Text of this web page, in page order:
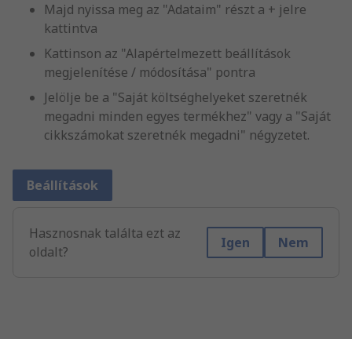
Majd nyissa meg az "Adataim" részt a + jelre
kattintva
Kattinson az "Alapértelmezett beállítások
megjelenítése / módosítása" pontra
Jelölje be a "Saját költséghelyeket szeretnék
megadni minden egyes termékhez" vagy a "Saját
cikkszámokat szeretnék megadni" négyzetet.
Beállítások
Hasznosnak találta ezt az
oldalt?
Igen Nem